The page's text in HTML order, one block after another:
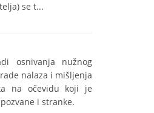
se t...
osnivanja nužnog
nalaza i mišljenja
na očevidu koji je
i stranke.